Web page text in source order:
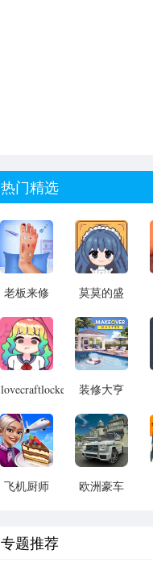
热门精选
老板来修
莫莫的盛
戏
lovecraftlocker3
装修大亨
飞机厨师
欧洲豪车
专题推荐